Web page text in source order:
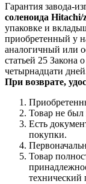
Гарантия завода-
соленоида Hitachi/
упаковке и
приобретенный у
аналогичный или
статьей 25 Закона
четырнадцати
При возврате,
Товар не был
Есть
покупки.
Товар
технический